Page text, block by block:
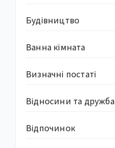
Будівництво
Ванна кімната
Визначні постаті
Відносини та дружба
Відпочинок